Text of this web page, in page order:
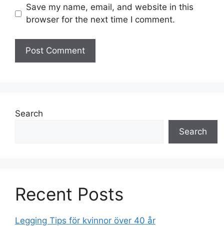
Save my name, email, and website in this
browser for the next time I comment.
Search
Search
Recent Posts
Legging Tips för kvinnor över 40 år